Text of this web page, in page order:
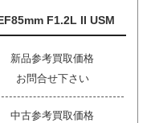
F1.2L II USM
新品参考買取価格
お問合せ下さい
中古参考買取価格